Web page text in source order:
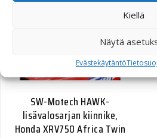
Kiellä
Näytä
Evästekäytäntö
SW-Motech HAWK-
lisävalosarjan kiinnike,
Honda XRV750 Africa Twin